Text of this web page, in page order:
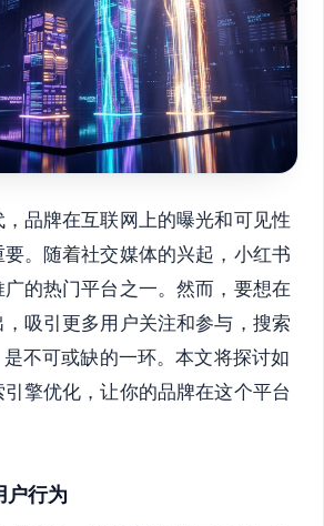
品牌在互联网上的曝光和可见性
。随着社交媒体的兴起，小红书
的热门平台之一。然而，要想在
吸引更多用户关注和参与，搜索
不可或缺的一环。本文将探讨如
擎优化，让你的品牌在这个平台
户行为